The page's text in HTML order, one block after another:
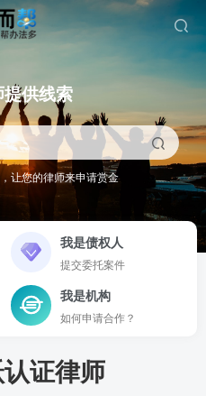
供线索
让您的律师来申请赏金
我是债权人
提交委托案件
我是机构
如何申请合作？
证律师